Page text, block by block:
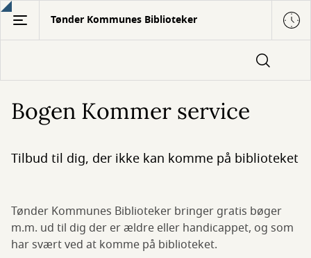
Gå
hovedindhold
Tønder Kommunes Biblioteker
Bogen Kommer service
Tilbud til dig, der ikke kan komme på biblioteket
Tønder Kommunes Biblioteker bringer gratis bøger
m.m. ud til dig der er ældre eller handicappet, og som
har svært ved at komme på biblioteket.